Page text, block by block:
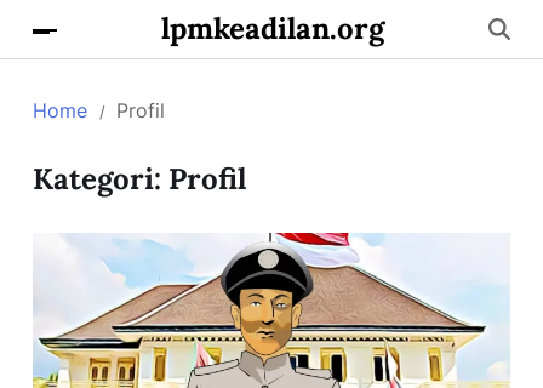
lpmkeadilan.org
Home Profil
Kategori: Profil